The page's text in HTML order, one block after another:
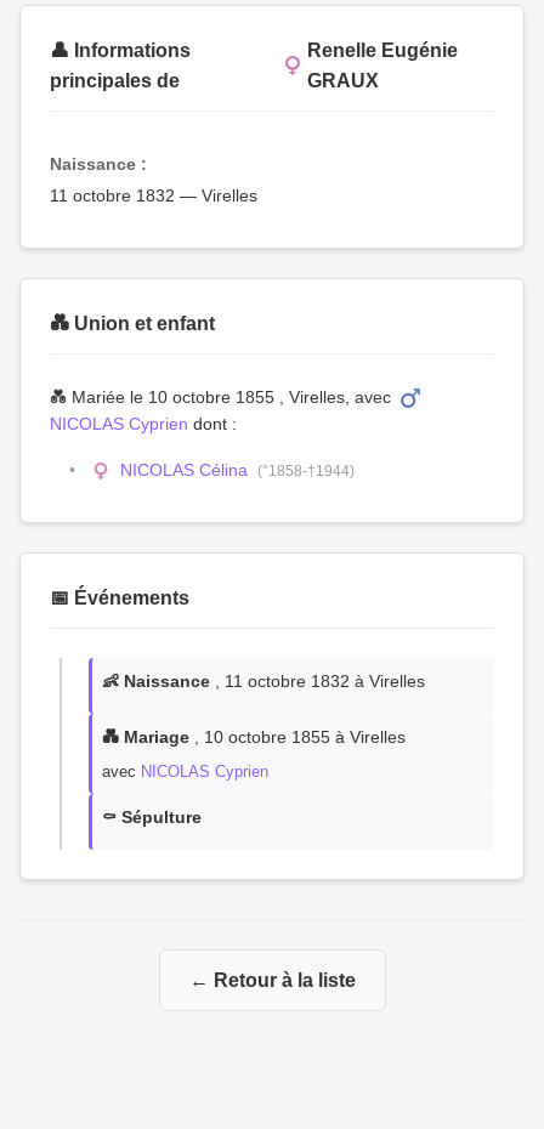
👤 Informations
principales de
Renelle Eugénie
GRAUX
Naissance :
11 octobre 1832 — Virelles
💑 Union et enfant
💑 Mariée le 10 octobre 1855 , Virelles, avec
NICOLAS Cyprien dont :
NICOLAS Célina (°1858-†1944)
📅 Événements
👶 Naissance , 11 octobre 1832 à Virelles
💑 Mariage , 10 octobre 1855 à Virelles
avec NICOLAS Cyprien
⚰️ Sépulture
← Retour à la liste